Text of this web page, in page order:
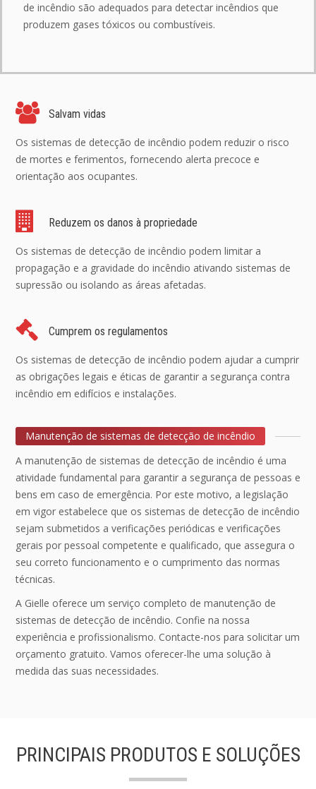
de incêndio são adequados para detectar incêndios que
produzem gases tóxicos ou combustíveis.
Salvam vidas
Os sistemas de detecção de incêndio podem reduzir o risco
de mortes e ferimentos, fornecendo alerta precoce e
orientação aos ocupantes.
Reduzem os danos à propriedade
Os sistemas de detecção de incêndio podem limitar a
propagação e a gravidade do incêndio ativando sistemas de
supressão ou isolando as áreas afetadas.
Cumprem os regulamentos
Os sistemas de detecção de incêndio podem ajudar a cumprir
as obrigações legais e éticas de garantir a segurança contra
incêndio em edifícios e instalações.
Manutenção de sistemas de detecção de incêndio
A manutenção de sistemas de detecção de incêndio é uma
atividade fundamental para garantir a segurança de pessoas e
bens em caso de emergência. Por este motivo, a legislação
em vigor estabelece que os sistemas de detecção de incêndio
sejam submetidos a verificações periódicas e verificações
gerais por pessoal competente e qualificado, que assegura o
seu correto funcionamento e o cumprimento das normas
técnicas.
A Gielle oferece um serviço completo de manutenção de
sistemas de detecção de incêndio. Confie na nossa
experiência e profissionalismo. Contacte-nos para solicitar um
orçamento gratuito. Vamos oferecer-lhe uma solução à
medida das suas necessidades.
PRINCIPAIS PRODUTOS E SOLUÇÕES